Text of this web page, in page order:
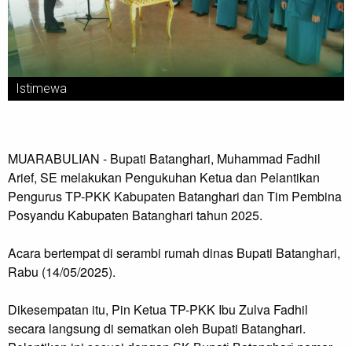
Istimewa
MUARABULIAN - Bupati Batanghari, Muhammad Fadhil
Arief, SE melakukan Pengukuhan Ketua dan Pelantikan
Pengurus TP-PKK Kabupaten Batanghari dan Tim Pembina
Posyandu Kabupaten Batanghari tahun 2025.
Acara bertempat di serambi rumah dinas Bupati Batanghari,
Rabu (14/05/2025).
Dikesempatan itu, Pin Ketua TP-PKK Ibu Zulva Fadhil
secara langsung di sematkan oleh Bupati Batanghari.